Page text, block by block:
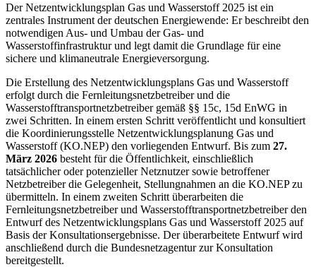
Der Netzentwicklungsplan Gas und Wasserstoff 2025 ist ein
zentrales Instrument der deutschen Energiewende: Er beschreibt den
notwendigen Aus- und Umbau der Gas- und
Wasserstoffinfrastruktur und legt damit die Grundlage für eine
sichere und klimaneutrale Energieversorgung.
Die Erstellung des Netzentwicklungsplans Gas und Wasserstoff
erfolgt durch die Fernleitungsnetzbetreiber und die
Wasserstofftransportnetzbetreiber gemäß §§ 15c, 15d EnWG in
zwei Schritten. In einem ersten Schritt veröffentlicht und konsultiert
die Koordinierungsstelle Netzentwicklungsplanung Gas und
Wasserstoff (KO.NEP) den vorliegenden Entwurf. Bis zum 27.
März 2026 besteht für die Öffentlichkeit, einschließlich
tatsächlicher oder potenzieller Netznutzer sowie betroffener
Netzbetreiber die Gelegenheit, Stellungnahmen an die KO.NEP zu
übermitteln. In einem zweiten Schritt überarbeiten die
Fernleitungsnetzbetreiber und Wasserstofftransportnetzbetreiber den
Entwurf des Netzentwicklungsplans Gas und Wasserstoff 2025 auf
Basis der Konsultationsergebnisse. Der überarbeitete Entwurf wird
anschließend durch die Bundesnetzagentur zur Konsultation
bereitgestellt.